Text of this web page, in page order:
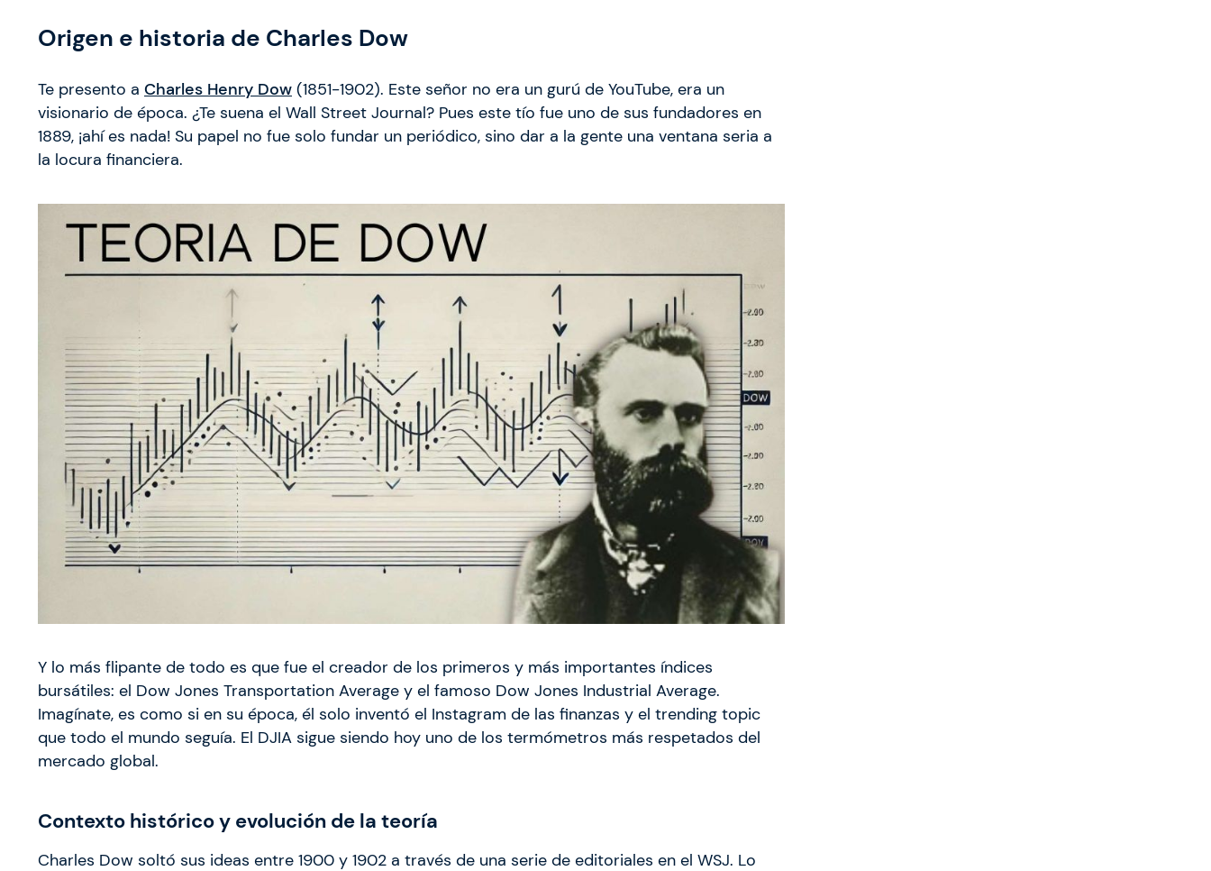
Origen e historia de Charles Dow
Te presento a Charles Henry Dow (1851-1902). Este señor no era un gurú de YouTube, era un
visionario de época. ¿Te suena el Wall Street Journal? Pues este tío fue uno de sus fundadores en
1889, ¡ahí es nada! Su papel no fue solo fundar un periódico, sino dar a la gente una ventana seria a
la locura financiera.
Y lo más flipante de todo es que fue el creador de los primeros y más importantes índices
bursátiles: el Dow Jones Transportation Average y el famoso Dow Jones Industrial Average.
Imagínate, es como si en su época, él solo inventó el Instagram de las finanzas y el trending topic
que todo el mundo seguía. El DJIA sigue siendo hoy uno de los termómetros más respetados del
mercado global.
Contexto histórico y evolución de la teoría
Charles Dow soltó sus ideas entre 1900 y 1902 a través de una serie de editoriales en el WSJ. Lo